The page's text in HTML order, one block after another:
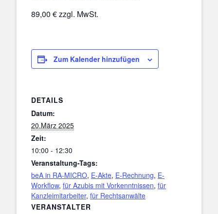
89,00 € zzgl. MwSt.
Zum Kalender hinzufügen
DETAILS
Datum:
20.März 2025
Zeit:
10:00 - 12:30
Veranstaltung-Tags:
beA in RA-MICRO, E-Akte, E-Rechnung, E-
Workflow, für Azubis mit Vorkenntnissen, für
Kanzleimitarbeiter, für Rechtsanwälte
VERANSTALTER